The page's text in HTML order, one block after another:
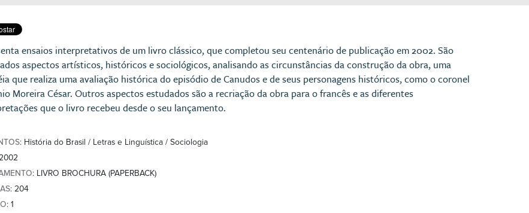
ensaios interpretativos de um livro clássico, que completou seu centenário de publicação em 2002. São
aspectos artísticos, históricos e sociológicos, analisando as circunstâncias da construção da obra, uma
que realiza uma avaliação histórica do episódio de Canudos e de seus personagens históricos, como o coronel
Moreira César. Outros aspectos estudados são a recriação da obra para o francês e as diferentes
que o livro recebeu desde o seu lançamento.
: História do Brasil / Letras e Linguística / Sociologia
: LIVRO BROCHURA (PAPERBACK)
: 204
: 1